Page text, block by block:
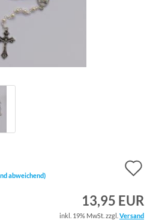
abweichend)
13,95 EUR
inkl. 19% MwSt. zzgl. Versand